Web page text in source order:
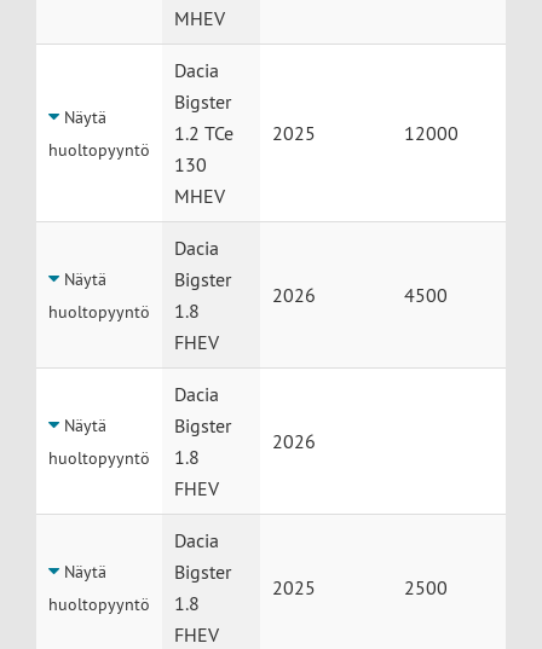
MHEV
Näytä
huoltopyyntö
Dacia
Bigster
1.2 TCe
130
MHEV
2025 12000
Näytä
huoltopyyntö
Dacia
Bigster
1.8
FHEV
2026 4500
Näytä
huoltopyyntö
Dacia
Bigster
1.8
FHEV
2026
Näytä
huoltopyyntö
Dacia
Bigster
1.8
FHEV
2025 2500